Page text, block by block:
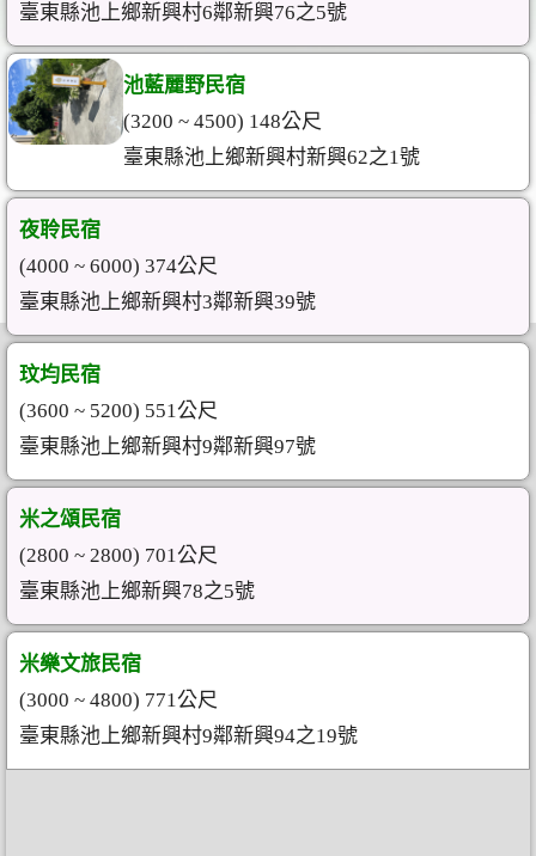
臺東縣池上鄉新興村6鄰新興76之5號
池藍麗野民宿
(3200 ~ 4500) 148公尺
臺東縣池上鄉新興村新興62之1號
夜聆民宿
(4000 ~ 6000) 374公尺
臺東縣池上鄉新興村3鄰新興39號
玟均民宿
(3600 ~ 5200) 551公尺
臺東縣池上鄉新興村9鄰新興97號
米之頌民宿
(2800 ~ 2800) 701公尺
臺東縣池上鄉新興78之5號
米樂文旅民宿
(3000 ~ 4800) 771公尺
臺東縣池上鄉新興村9鄰新興94之19號